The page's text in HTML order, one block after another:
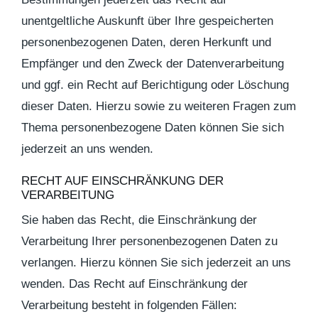
unentgeltliche Auskunft über Ihre gespeicherten
personenbezogenen Daten, deren Herkunft und
Empfänger und den Zweck der Datenverarbeitung
und ggf. ein Recht auf Berichtigung oder Löschung
dieser Daten. Hierzu sowie zu weiteren Fragen zum
Thema personenbezogene Daten können Sie sich
jederzeit an uns wenden.
RECHT AUF EINSCHRÄNKUNG DER
VERARBEITUNG
Sie haben das Recht, die Einschränkung der
Verarbeitung Ihrer personenbezogenen Daten zu
verlangen. Hierzu können Sie sich jederzeit an uns
wenden. Das Recht auf Einschränkung der
Verarbeitung besteht in folgenden Fällen: